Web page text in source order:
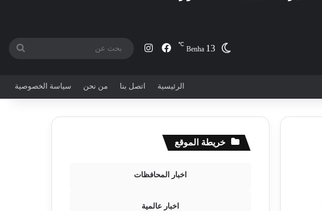
Benha 13
℃ فيسبوكانستقرام
الرئيسية اتصل بنا من نحن سياسة الخصوصية
خريطة الموقع
اخبار المحافظات
اخبار عالمية